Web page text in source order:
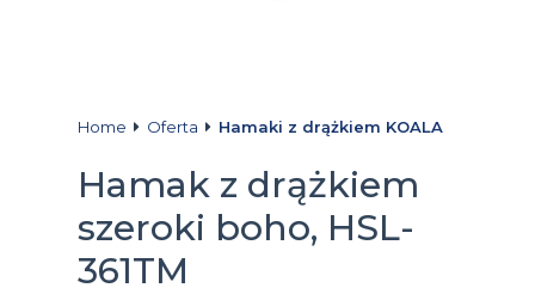
Home Oferta Hamaki z drążkiem KOALA
Hamak z drążkiem
szeroki boho, HSL-
361TM